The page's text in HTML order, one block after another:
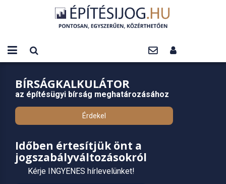
BÍRSÁGKALKULÁTOR
az építésügyi bírság meghatározásához
Érdekel
Időben értesítjük önt a
jogszabályváltozásokról
Kérje INGYENES hírlevelünket!